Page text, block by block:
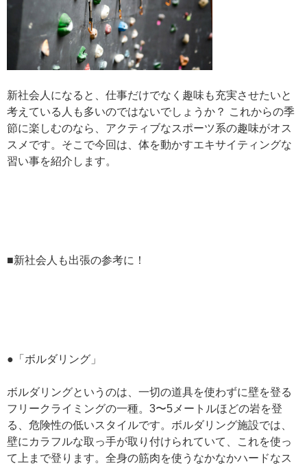
新社会人になると、仕事だけでなく趣味も充実させたいと
考えている人も多いのではないでしょうか？ これからの季
節に楽しむのなら、アクティブなスポーツ系の趣味がオス
スメです。そこで今回は、体を動かすエキサイティングな
習い事を紹介します。
■新社会人も出張の参考に！
●「ボルダリング」
ボルダリングというのは、一切の道具を使わずに壁を登る
フリークライミングの一種。3〜5メートルほどの岩を登
る、危険性の低いスタイルです。ボルダリング施設では、
壁にカラフルな取っ手が取り付けられていて、これを使っ
て上まで登ります。全身の筋肉を使うなかなかハードなス